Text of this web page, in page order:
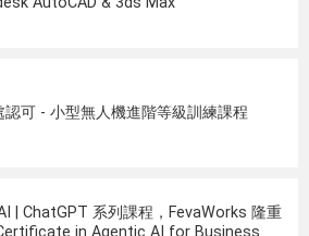
認可 - 小型無人機進階等級訓練課程
| ChatGPT 系列課程，FevaWorks 隆重
in Agentic AI for Business